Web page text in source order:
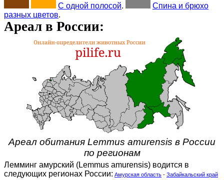
С одной полосой.
Спина и брюхо
разных цветов.
Ареал в России:
Ареал обитания Lemmus amurensis в России
по регионам
Лемминг амурский (Lemmus amurensis) водится в
следующих регионах России: Амурская область - Забайкальский край